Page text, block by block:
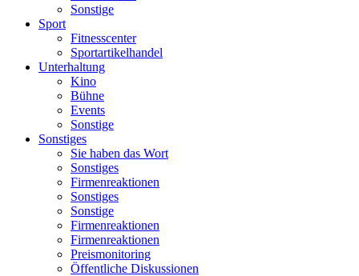
Sonstige
Sport
Fitnesscenter
Sportartikelhandel
Unterhaltung
Kino
Bühne
Events
Sonstige
Sonstiges
Sie haben das Wort
Sonstiges
Firmenreaktionen
Sonstiges
Sonstige
Firmenreaktionen
Firmenreaktionen
Preismonitoring
Öffentliche Diskussionen